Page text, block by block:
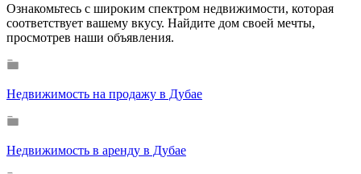
Ознакомьтесь с широким спектром недвижимости, которая
соответствует вашему вкусу. Найдите дом своей мечты,
просмотрев наши объявления.
Недвижимость на продажу в Дубае
Недвижимость в аренду в Дубае